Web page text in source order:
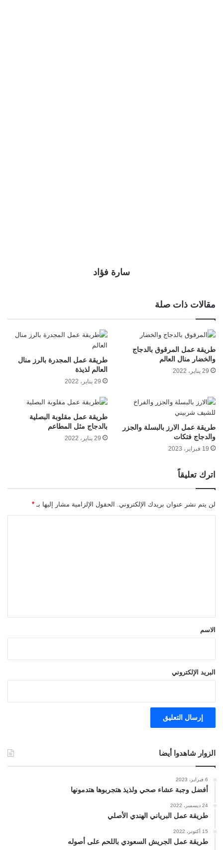
سارة فؤاد
مقالات ذات صلة
طريقة عمل المرقوق بالدجاج
والخضار منال العالم
29 يناير، 2022
طريقة عمل المجدرة بالرز منال
العالم لذيذة
29 يناير، 2022
طريقة عمل الارز بالبسلة والجزر
والدجاج فتكات
19 فبراير، 2023
طريقة عمل مقلوبة البصلية
بالدجاج مثل المطاعم
29 يناير، 2022
اترك تعليقاً
لن يتم نشر عنوان بريدك الإلكتروني. الحقول الإلزامية مشار إليها بـ *
*الاسم
البريد الإلكتروني
الزوار شاهدوا أيضا
6 فبراير، 2023
أفضل وجبة عشاء صحي ولذيذ هتجربوها هتدمونها
24 ديسمبر، 2022
طريقة عمل البرياني الهندي الأصلي
15 أكتوبر، 2022
طريقة عمل الجريش السعودي باللحم على أصوله